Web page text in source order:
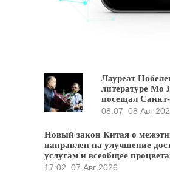
Лауреат
литературе Мо
посещал
08:07 08 Авг
Новый закон Китая о
направлен на улучшение
услугам и всеобщее
17:02 07 Авг 2026